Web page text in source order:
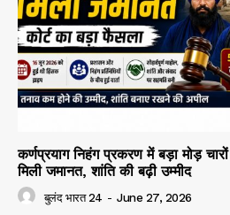
कर्णप्रयाग निहंग प्रकरण में बड़ा मोड़
मिली जमानत, शांति की बढ़ी उम्मीद
बुलंद भारत 24 - June 27, 2026